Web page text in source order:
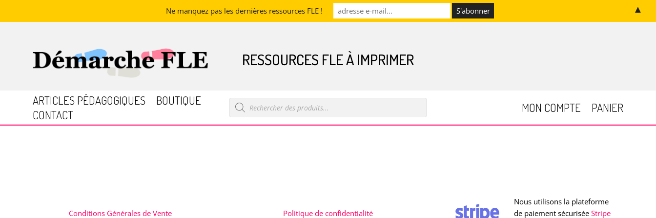
RESSOURCES FLE À IMPRIMER
ARTICLES PÉDAGOGIQUES
BOUTIQUE
CONTACT
Recherche
de
produits
MON COMPTE PANIER
Conditions Générales de Vente Politique de confidentialité
Nous utilisons la plateforme
de paiement sécurisée Stripe
Ne manquez pas les dernières ressources FLE ! ▲